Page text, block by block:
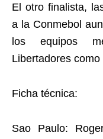
El otro finalista,
a la Conmebol
los equipos
Libertadores como
Ficha técnica:
Sao Paulo: